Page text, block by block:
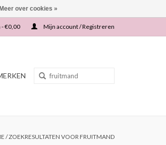
€0,00 Mijn account / Registreren
/ZOEKRESULTATEN VOOR FRUITMAND
Meer over cookies »